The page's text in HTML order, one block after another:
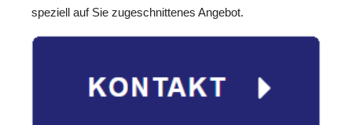
speziell auf Sie zugeschnittenes Angebot.